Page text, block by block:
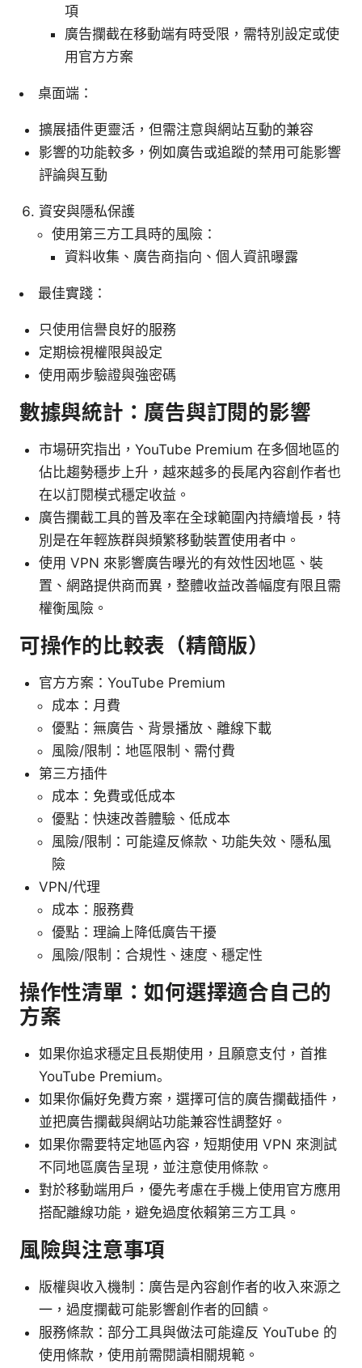
項
廣告攔截在移動端有時受限，需特別設定或使
用官方方案
桌面端：
擴展插件更靈活，但需注意與網站互動的兼容
影響的功能較多，例如廣告或追蹤的禁用可能影響
評論與互動
資安與隱私保護
使用第三方工具時的風險：
資料收集、廣告商指向、個人資訊曝露
最佳實踐：
只使用信譽良好的服務
定期檢視權限與設定
使用兩步驗證與強密碼
數據與統計：廣告與訂閱的影響
市場研究指出，YouTube Premium 在多個地區的
佔比趨勢穩步上升，越來越多的長尾內容創作者也
在以訂閱模式穩定收益。
廣告攔截工具的普及率在全球範圍內持續增長，特
別是在年輕族群與頻繁移動裝置使用者中。
使用 VPN 來影響廣告曝光的有效性因地區、裝
置、網路提供商而異，整體收益改善幅度有限且需
權衡風險。
可操作的比較表（精簡版）
官方方案：YouTube Premium
成本：月費
優點：無廣告、背景播放、離線下載
風險/限制：地區限制、需付費
第三方插件
成本：免費或低成本
優點：快速改善體驗、低成本
風險/限制：可能違反條款、功能失效、隱私風
險
VPN/代理
成本：服務費
優點：理論上降低廣告干擾
風險/限制：合規性、速度、穩定性
操作性清單：如何選擇適合自己的
方案
如果你追求穩定且長期使用，且願意支付，首推
YouTube Premium。
如果你偏好免費方案，選擇可信的廣告攔截插件，
並把廣告攔截與網站功能兼容性調整好。
如果你需要特定地區內容，短期使用 VPN 來測試
不同地區廣告呈現，並注意使用條款。
對於移動端用戶，優先考慮在手機上使用官方應用
搭配離線功能，避免過度依賴第三方工具。
風險與注意事項
版權與收入機制：廣告是內容創作者的收入來源之
一，過度攔截可能影響創作者的回饋。
服務條款：部分工具與做法可能違反 YouTube 的
使用條款，使用前需閱讀相關規範。